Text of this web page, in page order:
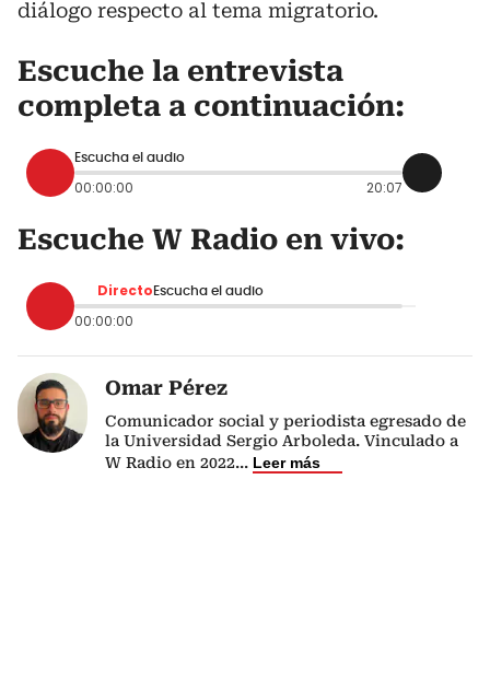
diálogo respecto al tema migratorio.
Escuche la entrevista
completa a continuación:
Escucha el audio
00:00:00 20:07
Escuche W Radio en vivo:
Directo Escucha el audio
00:00:00
Omar Pérez
Comunicador social y periodista egresado de
la Universidad Sergio Arboleda. Vinculado a
W Radio en 2022... Leer más